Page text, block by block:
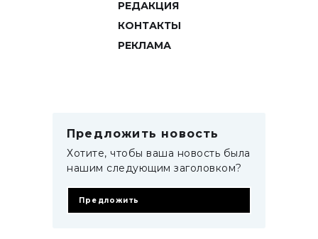
РЕДАКЦИЯ
КОНТАКТЫ
РЕКЛАМА
Предложить новость
Хотите, чтобы ваша новость была
нашим следующим заголовком?
Предложить